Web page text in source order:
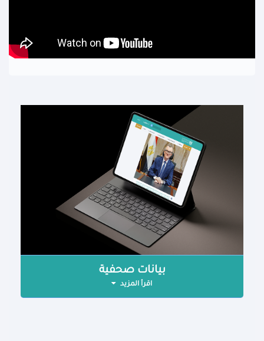
بيانات صحفية
اقرأ المزيد